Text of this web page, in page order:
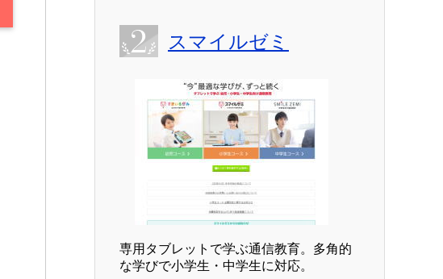
スマイルゼミ
専用タブレットで学ぶ通信教育。多角的
な学びで小学生・中学生に対応。